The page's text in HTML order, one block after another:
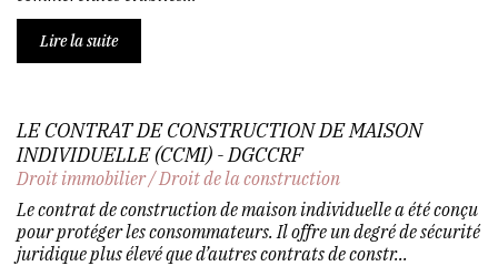
Lire la suite
LE CONTRAT DE CONSTRUCTION DE MAISON
INDIVIDUELLE (CCMI) - DGCCRF
Droit immobilier/Droit de la construction
Le contrat de construction de maison individuelle a été conçu
pour protéger les consommateurs. Il offre un degré de sécurité
juridique plus élevé que d’autres contrats de constr...